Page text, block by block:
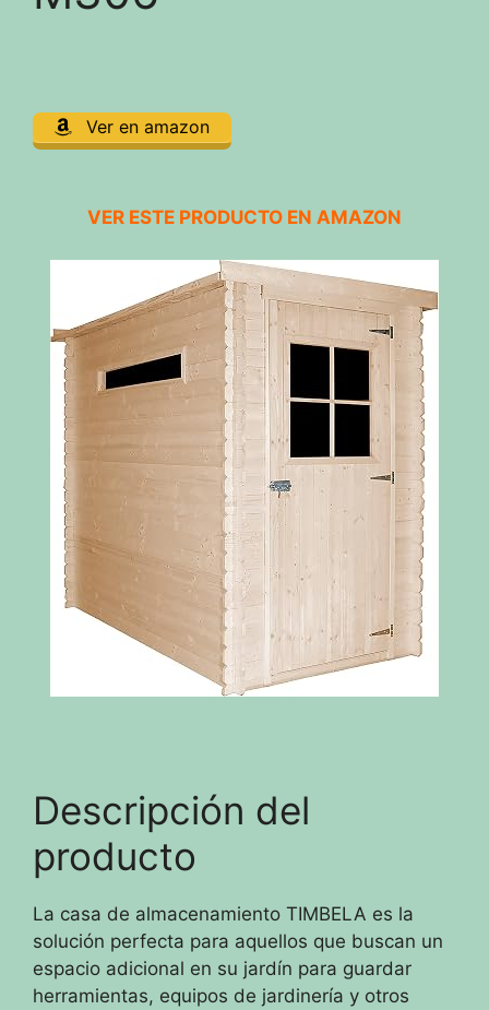
Ver en amazon
VER ESTE PRODUCTO EN AMAZON
Descripción del
producto
La casa de almacenamiento TIMBELA es la
solución perfecta para aquellos que buscan un
espacio adicional en su jardín para guardar
herramientas, equipos de jardinería y otros